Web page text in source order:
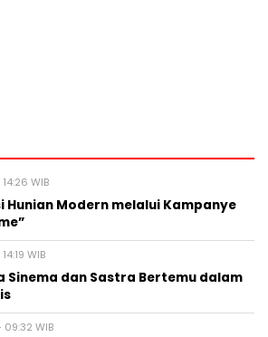
WIB
Hunian Modern melalui Kampanye
WIB
Sinema dan Sastra Bertemu dalam
WIB